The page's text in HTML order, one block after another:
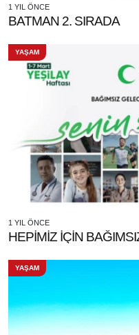
1 YIL ÖNCE
BATMAN 2. SIRADA
YAŞAM
1 YIL ÖNCE
HEPİMİZ İÇİN
YAŞAM